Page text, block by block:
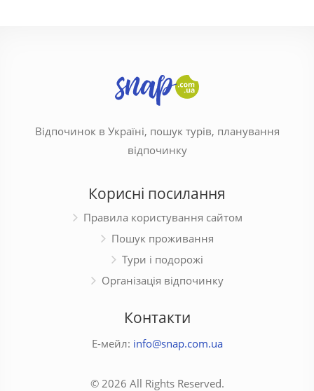
Відпочинок в Україні, пошук турів, планування
відпочинку
Корисні посилання
Правила користування сайтом
Пошук проживання
Тури і подорожі
Організація відпочинку
Контакти
Е-мейл: info@snap.com.ua
© 2026 All Rights Reserved.